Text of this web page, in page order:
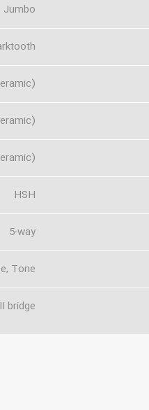
Jumbo
HSH
5-way
Tone
bridge